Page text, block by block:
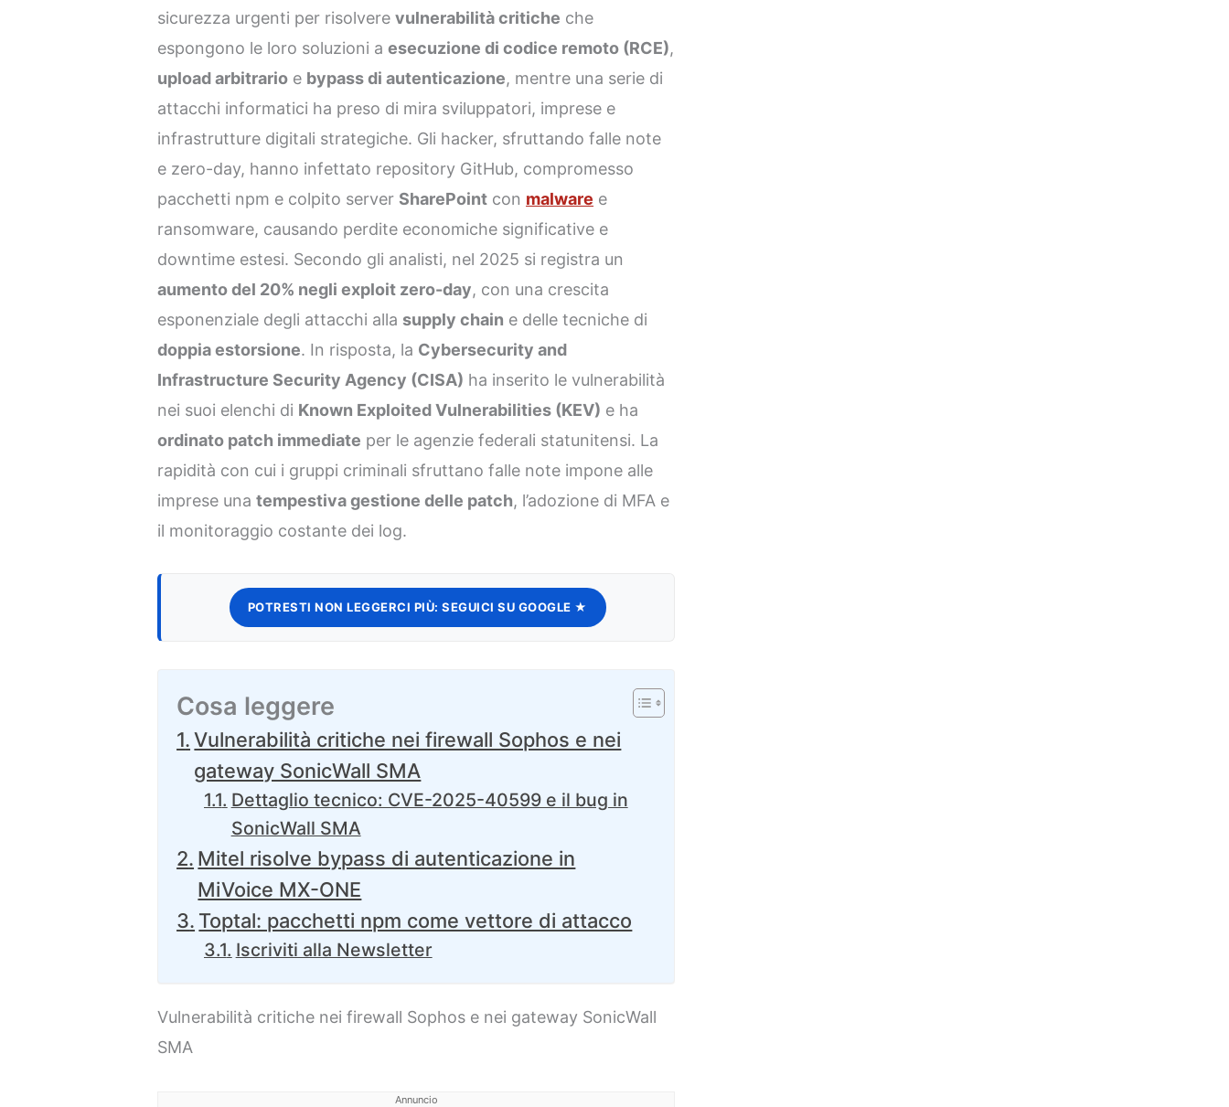
sicurezza urgenti per risolverevulnerabilità critiche che
espongono le loro soluzioni aesecuzione di codice remoto (RCE),
upload arbitrario e bypass di autenticazione, mentre una serie di
attacchi informatici ha preso di mira sviluppatori, imprese e
infrastrutture digitali strategiche. Gli hacker, sfruttando falle note
e zero-day, hanno infettato repository GitHub, compromesso
pacchetti npm e colpito server SharePoint con malware e
ransomware, causando perdite economiche significative e
downtime estesi. Secondo gli analisti, nel 2025 si registra un
aumento del 20% negli exploit zero-day, con una crescita
esponenziale degli attacchi alla supply chain e delle tecniche di
doppia estorsione. In risposta, la Cybersecurity and
Infrastructure Security Agency (CISA) ha inserito le vulnerabilità
nei suoi elenchi di Known Exploited Vulnerabilities (KEV) e ha
ordinato patch immediate per le agenzie federali statunitensi. La
rapidità con cui i gruppi criminali sfruttano falle note impone alle
imprese unatempestiva gestione delle patch, l’adozione di MFA e
il monitoraggio costante dei log.
POTRESTI NON LEGGERCI PIÙ: SEGUICI SU GOOGLE ★
Cosa leggere
Vulnerabilità critiche nei firewall Sophos e nei
gateway SonicWall SMA
Dettaglio tecnico: CVE-2025-40599 e il bug in
SonicWall SMA
Mitel risolve bypass di autenticazione in
MiVoice MX-ONE
Toptal: pacchetti npm come vettore di attacco
Iscriviti alla Newsletter
Vulnerabilità critiche nei firewall Sophos e nei gateway SonicWall
SMA
Annuncio